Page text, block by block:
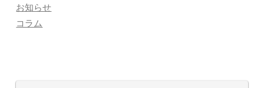
お知らせ
コラム